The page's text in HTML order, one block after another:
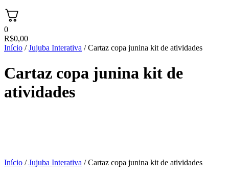
0
R$0,00
Início /Jujuba Interativa / Cartaz copa junina kit de atividades
Cartaz copa junina kit de
atividades
Início /Jujuba Interativa / Cartaz copa junina kit de atividades